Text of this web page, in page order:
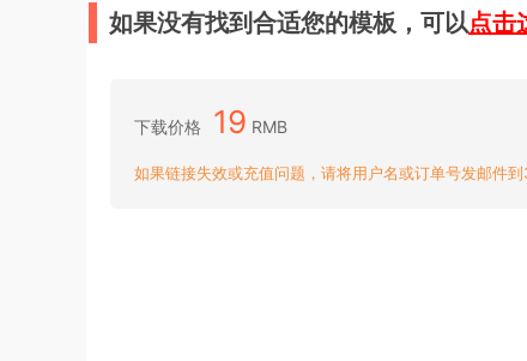
如果没有找到合适您的模板，可以点击
下载价格 19 RMB
如果链接失效或充值问题，请将用户名或订单号发邮件